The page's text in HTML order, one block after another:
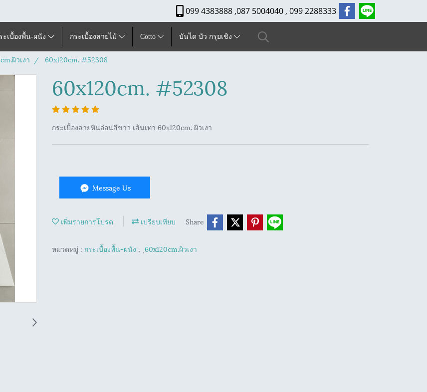
099 4383888 ,087 5004040 , 099 2288333
ะเบื้องพื้น-ผนัง กระเบื้องลายไม้ Cotto บันได บัว กรุยเชิง
ผิวเงา 60x120cm. #52308
60x120cm. #52308
กระเบื้องลายหินอ่อนสีขาว เส้นเทา 60x120cm. ผิวเงา
Message Us
เพิ่มรายการโปรด เปรียบเทียบ Share
หมวดหมู่ : กระเบื้องพื้น-ผนัง , ุ60x120cm.ผิวเงา